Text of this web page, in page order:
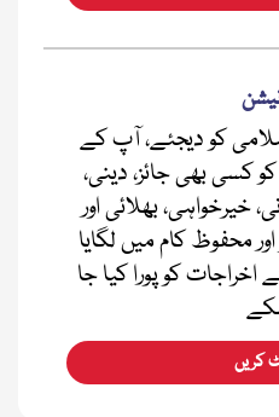
کو دیجئے، آپ کے
کسی بھی جائز، دینی،
خیرخواہی، بھلائی اور
محفوظ کام میں لگایا
کو پورا کیا جا
کریں